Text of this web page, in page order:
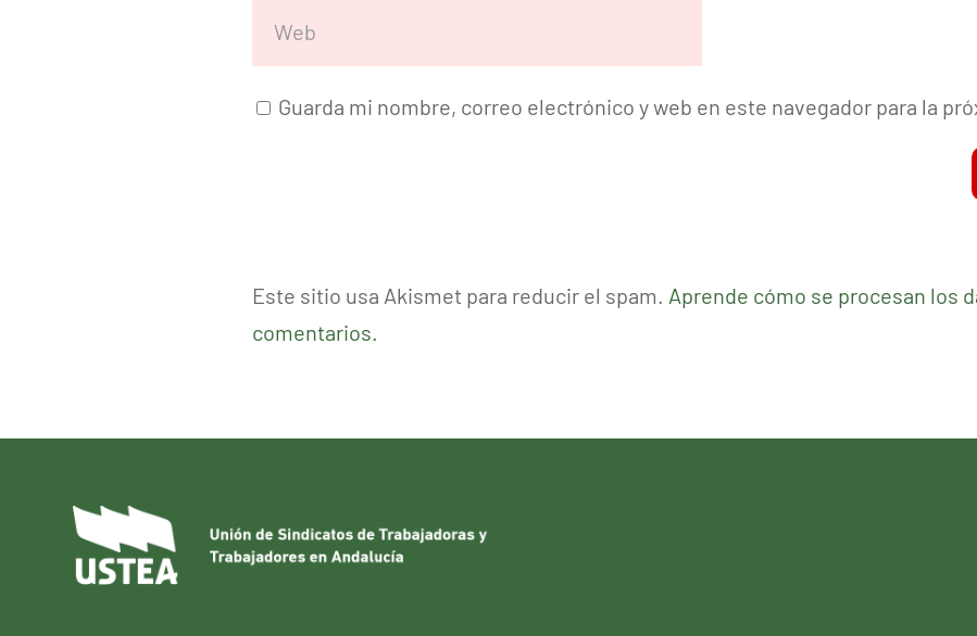
Guarda mi nombre, correo electrónico y web en este navegador para la
Este sitio usa Akismet para reducir el spam. Aprende cómo se procesan los
comentarios.